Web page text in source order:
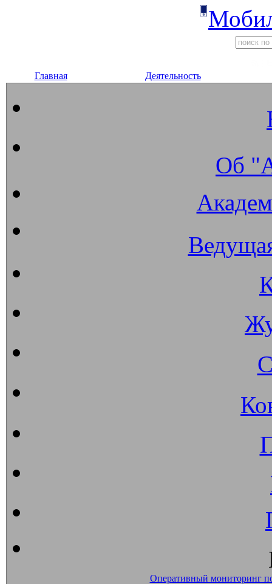
Главная Деятельность
Об
Оперативный мониторинг